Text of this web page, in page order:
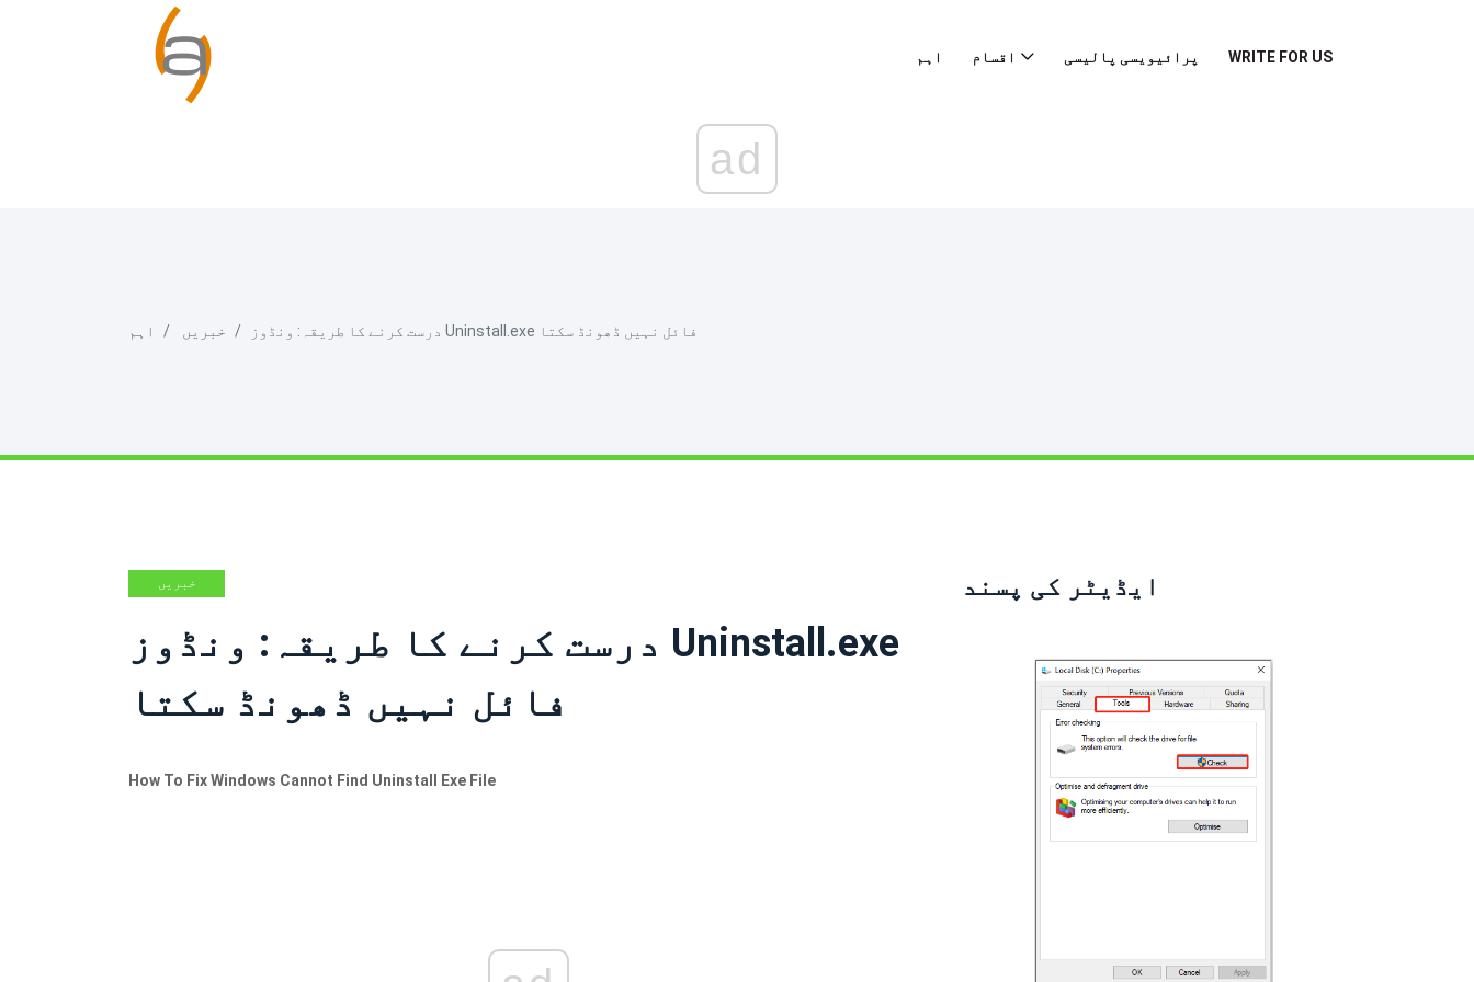
اہم اقسام پرائیویسی پالیسی WRITE FOR US
ad
اہم خبریں درست کرنے کا طریقہ: ونڈوز Uninstall.exe فائل نہیں ڈھونڈ سکتا
خبریں
درست کرنے کا طریقہ: ونڈوز Uninstall.exe
فائل نہیں ڈھونڈ سکتا
How To Fix Windows Cannot Find Uninstall Exe File
ایڈیٹر کی پسند